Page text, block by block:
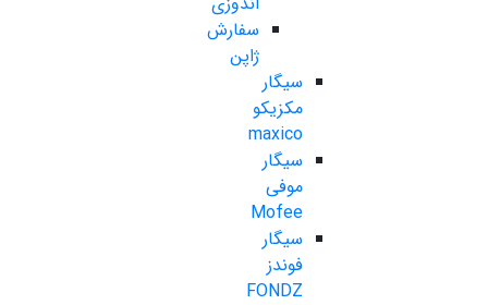
سفارش
ژاپن
سیگار
مکزیکو
maxico
سیگار
موفی
Mofee
سیگار
فوندز
FONDZ